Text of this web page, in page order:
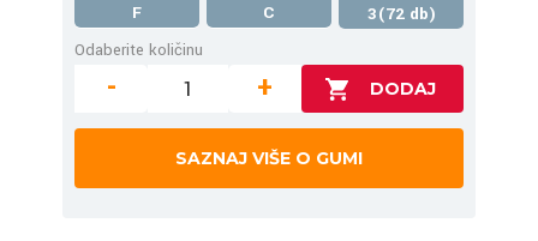
F C
3(72 db)
Odaberite količinu
- +
SAZNAJ VIŠE O GUMI